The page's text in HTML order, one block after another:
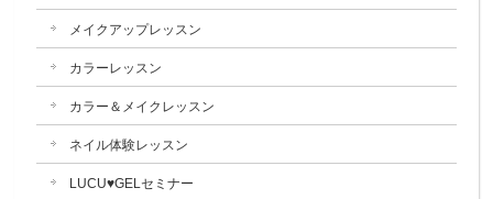
メイクアップレッスン
カラーレッスン
カラー＆メイクレッスン
ネイル体験レッスン
LUCU♥GELセミナー